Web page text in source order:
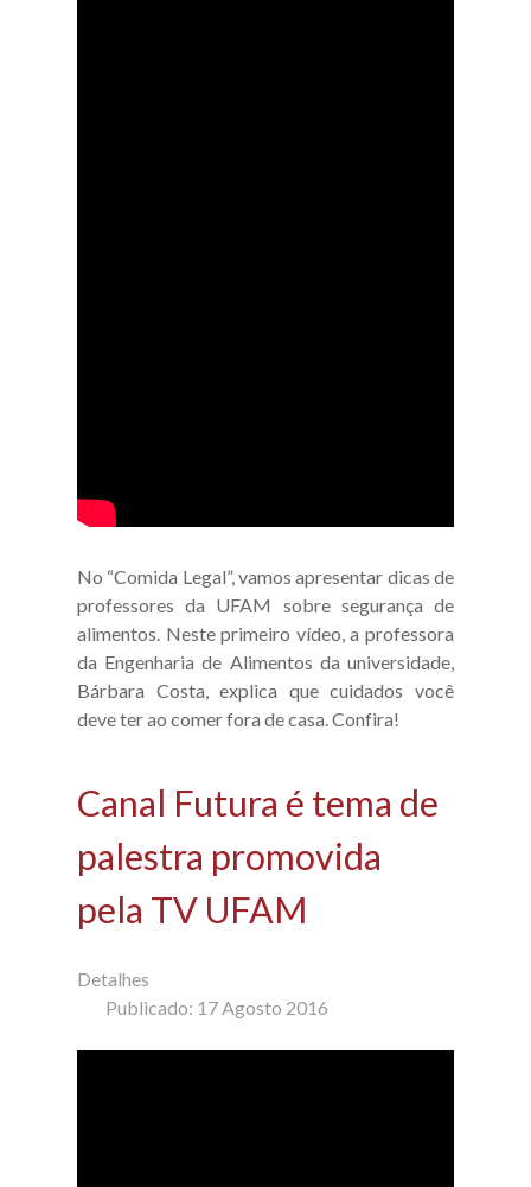
No “Comida Legal”, vamos apresentar dicas de
professores da UFAM sobre segurança de
alimentos. Neste primeiro vídeo, a professora
da Engenharia de Alimentos da universidade,
Bárbara Costa, explica que cuidados você
deve ter ao comer fora de casa. Confira!
Canal Futura é tema de
palestra promovida
pela TV UFAM
Detalhes
Publicado: 17 Agosto 2016